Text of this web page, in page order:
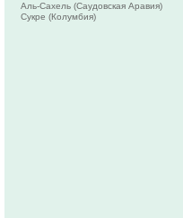
Аль-Сахель (Саудовская Аравия)
Сукре (Колумбия)